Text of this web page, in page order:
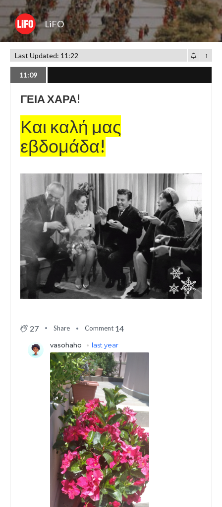
LiFO
Last Updated: 11:22 ↑
11:09
ΓΕΙΑ ΧΑΡΑ!
Και καλή μας
εβδομάδα!
27 Share Comment 14